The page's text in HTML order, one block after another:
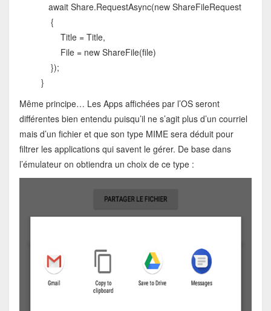
await Share.RequestAsync(new ShareFileRequest
{
Title = Title,
File = new ShareFile(file)
});
}
Même principe… Les Apps affichées par l’OS seront
différentes bien entendu puisqu’il ne s’agit plus d’un courriel
mais d’un fichier et que son type MIME sera déduit pour
filtrer les applications qui savent le gérer. De base dans
l’émulateur on obtiendra un choix de ce type :